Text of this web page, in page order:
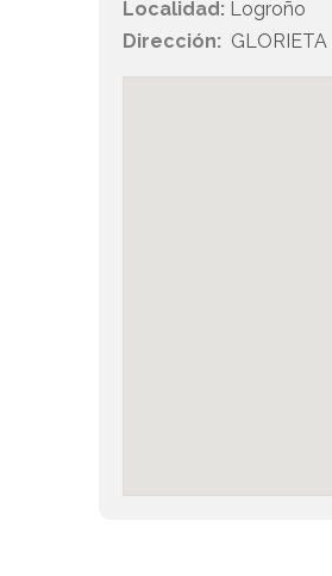
Localidad: Logroño
Dirección: